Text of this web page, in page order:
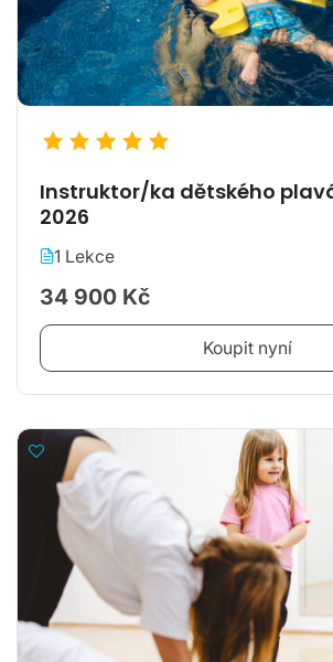
Instruktor/ka dětského
2026
1 Lekce
34 900 Kč
Koupit nyní